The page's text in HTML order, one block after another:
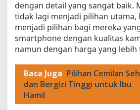
dengan detail yang sangat baik.
tidak lagi menjadi pilihan utama,
menjadi pilihan bagi mereka
smartphone dengan kualitas
namun dengan harga yang lebih
Baca Juga Pilihan Cemilan
dan Bergizi Tinggi untuk Ibu
Hamil